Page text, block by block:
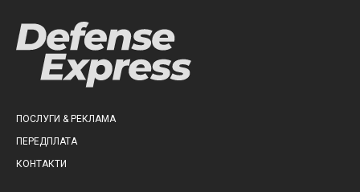
ПОСЛУГИ & РЕКЛАМА
ПЕРЕДПЛАТА
КОНТАКТИ